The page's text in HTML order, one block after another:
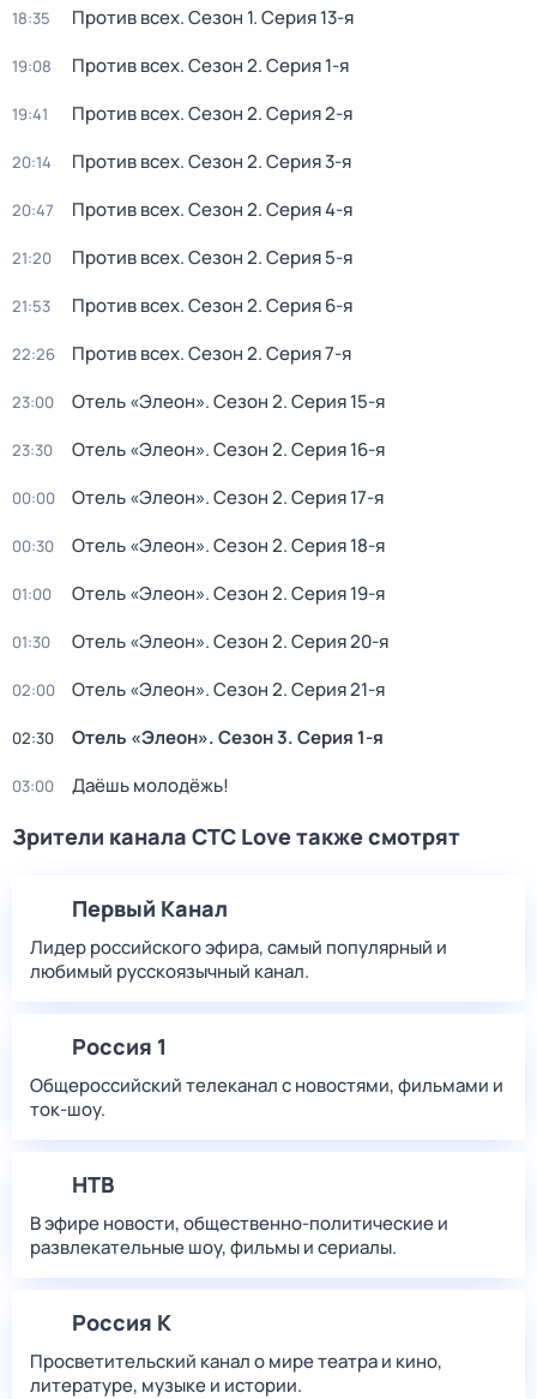
18:35 Против всех. Сезон 1. Серия 13-я
19:08 Против всех. Сезон 2. Серия 1-я
19:41 Против всех. Сезон 2. Серия 2-я
20:14 Против всех. Сезон 2. Серия 3-я
20:47 Против всех. Сезон 2. Серия 4-я
21:20 Против всех. Сезон 2. Серия 5-я
21:53 Против всех. Сезон 2. Серия 6-я
22:26 Против всех. Сезон 2. Серия 7-я
23:00 Отель «Элеон». Сезон 2. Серия 15-я
23:30 Отель «Элеон». Сезон 2. Серия 16-я
00:00 Отель «Элеон». Сезон 2. Серия 17-я
00:30 Отель «Элеон». Сезон 2. Серия 18-я
01:00 Отель «Элеон». Сезон 2. Серия 19-я
01:30 Отель «Элеон». Сезон 2. Серия 20-я
02:00 Отель «Элеон». Сезон 2. Серия 21-я
02:30 Отель «Элеон». Сезон 3. Серия 1-я
03:00 Даёшь молодёжь!
Зрители канала СТС Love также смотрят
Первый Канал
Лидер российского эфира, самый популярный и
любимый русскоязычный канал.
Россия 1
Общероссийский телеканал с новостями, фильмами и
ток-шоу.
НТВ
В эфире новости, общественно-политические и
развлекательные шоу, фильмы и сериалы.
Россия К
Просветительский канал о мире театра и кино,
литературе, музыке и истории.